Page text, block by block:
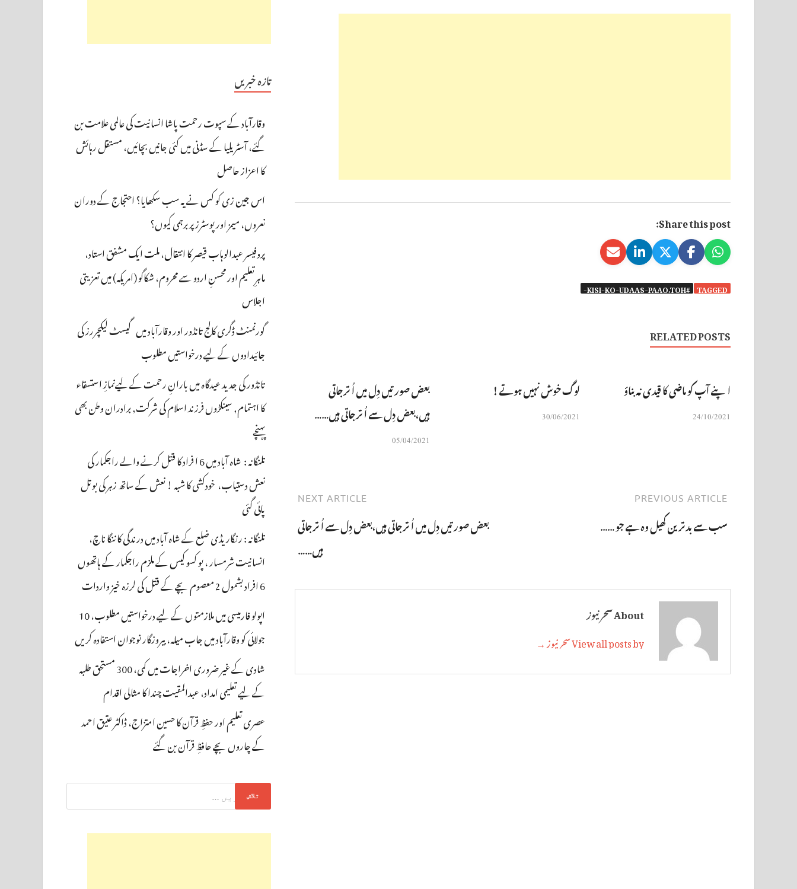
Share this post:
TAGGED
#KISI-KO-UDAAS-PAAO.TOH-
RELATED POSTS
اپنے آپ کو ماضی کا قیدی نہ بناؤ
24/10/2021
لوگ خوش نہیں ہوتے !
30/06/2021
بعض صورتیں دِل میں اُترجاتی
ہیں،بعض دِل سے اُترجاتی ہیں……
05/04/2021
PREVIOUS ARTICLE
سب سے بدترین کھیل وہ ہے جو ……
NEXT ARTICLE
بعض صورتیں دِل میں اُترجاتی ہیں،بعض دِل سے اُترجاتی
ہیں……
About سحر نیوز
View all posts by سحر نیوز →
تازہ خبریں
وقارآباد کے سپوت رحمت پاشا انسانیت کی عالمی علامت بن
گئے، آسٹریلیا کے سڈنی میں کئی جانیں بچائیں، مستقل رہائش
کا اعزاز حاصل
اس جین زی کو کس نے یہ سب سکھایا؟ احتجاج کے دوران
نعروں، میمز اور پوسٹرز پر برہمی کیوں؟
پروفیسر عبدالوہاب قیصر کا انتقال، ملت ایک مشفق استاد،
ماہرِتعلیم اور محسنِ اردو سے محروم، شکاگو (امریکہ) میں تعزیتی
اجلاس
گورنمنٹ ڈگری کالج تانڈور اور وقارآباد میں گیسٹ لیکچررز کی
جائیدادوں کے لیے درخواستیں مطلوب
تانڈور کی جدید عیدگاہ میں بارانِ رحمت کے لیےنمازِ استسقاء
کا اہتمام, سینکڑوں فرزند اسلام کی شرکت, برادران وطن بھی
پہنچے
تلنگانہ : شاہ آباد میں 6 ا فراد کا قتل کرنے والے راجکمار کی
نعش دستیاب، خودکشی کا شبہ ! نعش کے ساتھ زہر کی بوتل
پائی گئی
تلنگانہ : رنگاریڈی ضلع کے شاہ آباد میں درندگی کا ننگا ناچ،
انسانیت شرمسار ، پو کسو کیس کے ملزم راجکمار کے ہاتھوں
6 افراد بشمول 2 معصوم بچے کے قتل کی لرزہ خیز واردات
اپولو فارمیسی میں ملازمتوں کے لیے درخواستیں مطلوب، 10
جولائی کو وقارآباد میں جاب میلہ، بیروزگار نوجوان استفادہ کریں
شادی کے غیر ضروری اخراجات میں کمی، 300 مستحق طلبہ
کے لیے تعلیمی امداد، عبدالمقیت چندا کا مثالی اقدام
عصری تعلیم اور حفظِ قرآن کا حسین امتزاج، ڈاکٹر عتیق احمد
کے چاروں بچے حافظِ قرآن بن گئے